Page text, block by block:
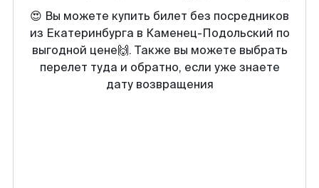
😍 Вы можете купить билет без посредников
из Екатеринбурга в Каменец-Подольский по
выгодной цене🙌. Также вы можете выбрать
перелет туда и обратно, если уже знаете
дату возвращения